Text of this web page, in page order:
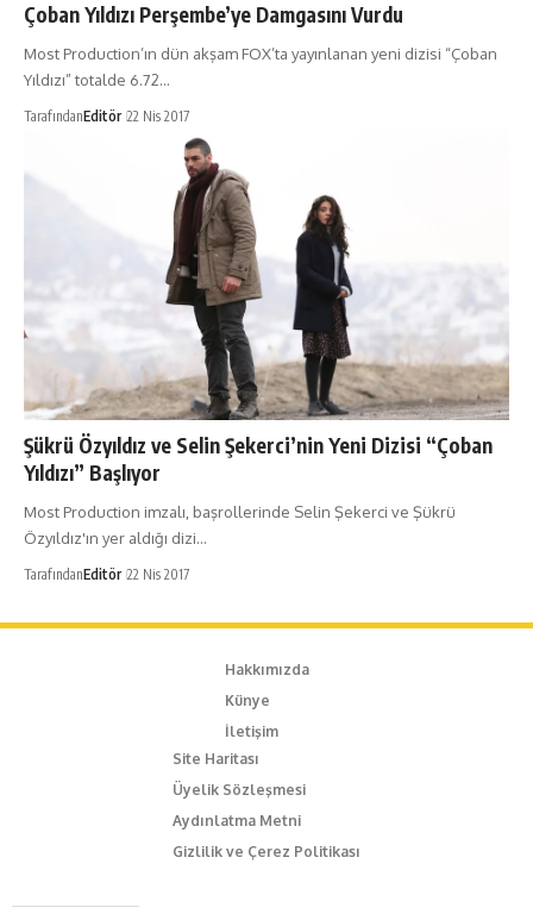
Çoban Yıldızı Perşembe’ye Damgasını Vurdu
Most Production’ın dün akşam FOX’ta yayınlanan yeni dizisi “Çoban
Yıldızı” totalde 6.72…
TarafındanEditör 22 Nis 2017
Şükrü Özyıldız ve Selin Şekerci’nin Yeni Dizisi “Çoban
Yıldızı” Başlıyor
Most Production imzalı, başrollerinde Selin Şekerci ve Şükrü
Özyıldız'ın yer aldığı dizi…
TarafındanEditör 22 Nis 2017
Hakkımızda
Künye
İletişim
Site Haritası
Üyelik Sözleşmesi
Aydınlatma Metni
Gizlilik ve Çerez Politikası
Caferağa Mah. Dr. Şakir Paşa Sok. No3/A Kadıköy İstanbul